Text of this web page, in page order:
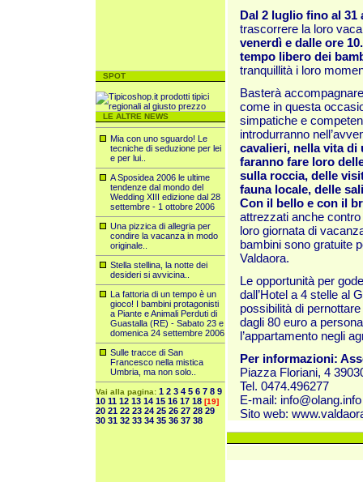
SPOT
LE ALTRE NEWS
Mia con uno sguardo! Le
tecniche di seduzione per lei
e per lui..
A Sposidea 2006 le ultime
tendenze dal mondo del
Wedding XIII edizione dal 28
settembre - 1 ottobre 2006
Una pizzica di allegria per
condire la vacanza in modo
originale..
Stella stellina, la notte dei
desideri si avvicina..
La fattoria di un tempo è un
gioco! I bambini protagonisti
a Piante e Animali Perduti di
Guastalla (RE) - Sabato 23 e
domenica 24 settembre 2006
Sulle tracce di San
Francesco nella mistica
Umbria, ma non solo..
Vai alla pagina: 1 2 3 4 5 6 7 8 9
10 11 12 13 14 15 16 17 18 [19]
20 21 22 23 24 25 26 27 28 29
30 31 32 33 34 35 36 37 38
Dal 2 luglio fino al 31
trascorrere la loro
venerdì e dalle ore
tempo libero dei
tranquillità i loro
Basterà
come in questa
simpatiche e
introdurranno
cavalieri, nella vita di
faranno fare loro
sulla roccia, delle
fauna locale, delle
Con il bello e con il
attrezzati anche
loro giornata di
bambini sono gratuite
Valdaora.
Le opportunità per
dall’Hotel a 4 stelle al
possibilità di
dagli 80 euro a
l’appartamento negli
Per informazioni:
Piazza Floriani, 4
Tel. 0474.496277
E-mail: info@olang.info
Sito web: